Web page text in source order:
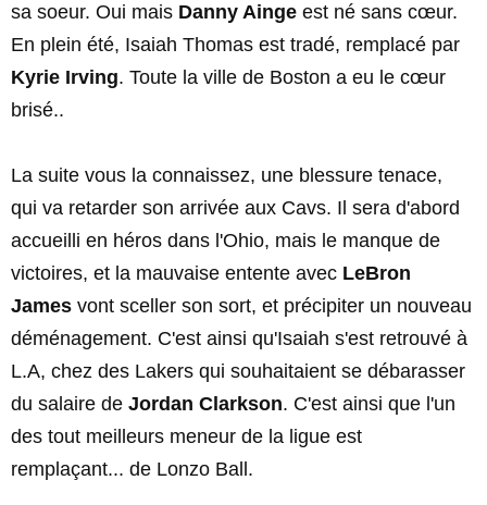
sa soeur. Oui mais Danny Ainge est né sans cœur.
En plein été, Isaiah Thomas est tradé, remplacé par
Kyrie Irving. Toute la ville de Boston a eu le cœur
brisé..
La suite vous la connaissez, une blessure tenace,
qui va retarder son arrivée aux Cavs. Il sera d'abord
accueilli en héros dans l'Ohio, mais le manque de
victoires, et la mauvaise entente avec LeBron
James vont sceller son sort, et précipiter un nouveau
déménagement. C'est ainsi qu'Isaiah s'est retrouvé à
L.A, chez des Lakers qui souhaitaient se débarasser
du salaire de Jordan Clarkson. C'est ainsi que l'un
des tout meilleurs meneur de la ligue est
remplaçant... de Lonzo Ball.